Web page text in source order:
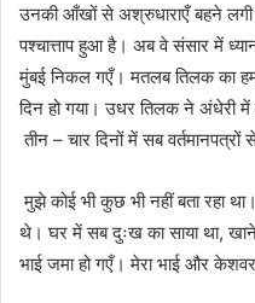
उनकी आँखों से अश्रुधाराएँ बहने
पश्चात्ताप हुआ है। अब वे संसार में
मुंबई निकल गएँ। मतलब तिलक का
दिन हो गया। उधर तिलक ने अंधेरी में
तीन – चार दिनों में सब
मुझे कोई भी कुछ भी नहीं बता रहा
थे। घर में सब दुःख का साया था,
भाई जमा हो गएँ। मेरा भाई और